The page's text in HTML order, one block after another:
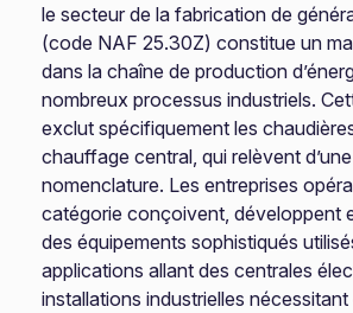
le secteur de la fabrication de
(code NAF 25.30Z) constitue un
dans la chaîne de production
nombreux processus industriels.
exclut spécifiquement les
chauffage central, qui relèvent
nomenclature. Les entreprises
catégorie conçoivent, développent
des équipements sophistiqués
applications allant des centrales
installations industrielles